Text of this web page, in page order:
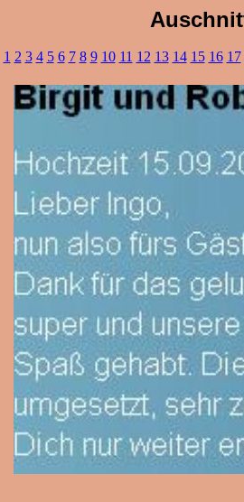
1 2 3 4 5 6 7 8 9 10 11 12 13 14 15 16 17